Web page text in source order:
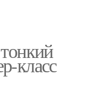
класс